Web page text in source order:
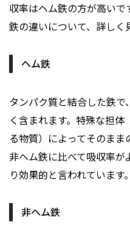
収率はヘム鉄の方が高い
鉄の違いについて、詳しく
ヘム鉄
タンパク質と結合した鉄
く含まれます。特殊な担
る物質）によってそのまま
非ヘム鉄に比べて吸収率が
り効果的と言われています。
非ヘム鉄